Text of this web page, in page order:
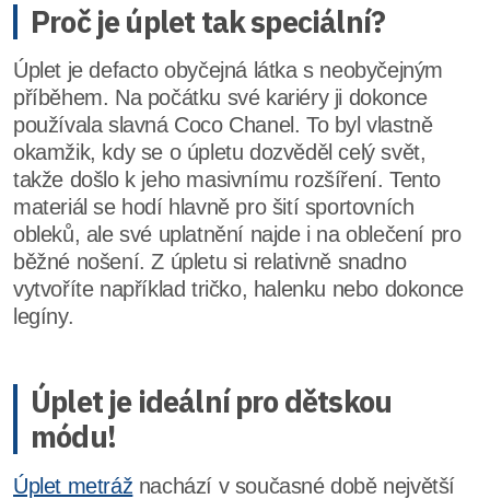
Proč je úplet tak speciální?
Úplet je defacto obyčejná látka s neobyčejným
příběhem. Na počátku své kariéry ji dokonce
používala slavná Coco Chanel. To byl vlastně
okamžik, kdy se o úpletu dozvěděl celý svět,
takže došlo k jeho masivnímu rozšíření. Tento
materiál se hodí hlavně pro šití sportovních
obleků, ale své uplatnění najde i na oblečení pro
běžné nošení. Z úpletu si relativně snadno
vytvoříte například tričko, halenku nebo dokonce
legíny.
Úplet je ideální pro dětskou
módu!
Úplet metráž nachází v současné době největší